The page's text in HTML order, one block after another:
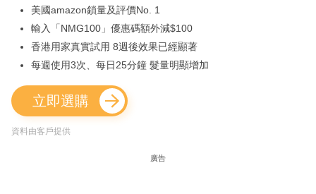
美國amazon鎖量及評價No. 1
輸入「NMG100」優惠碼額外減$100
香港用家真實試用 8週後效果已經顯著
每週使用3次、每日25分鐘 髮量明顯增加
立即選購
資料由客戶提供
廣告